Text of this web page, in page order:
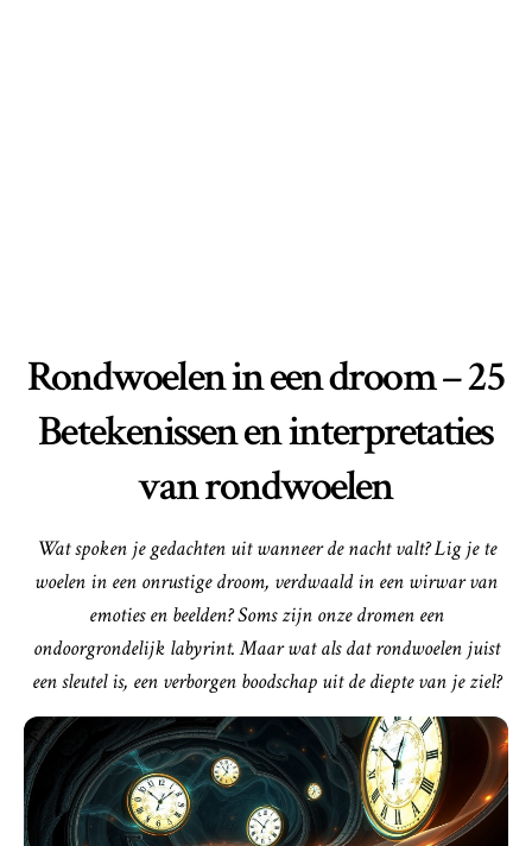
Rondwoelen in een droom – 25
Betekenissen en interpretaties
van rondwoelen
Wat spoken je gedachten uit wanneer de nacht valt? Lig je te
woelen in een onrustige droom, verdwaald in een wirwar van
emoties en beelden? Soms zijn onze dromen een
ondoorgrondelijk labyrint. Maar wat als dat rondwoelen juist
een sleutel is, een verborgen boodschap uit de diepte van je ziel?